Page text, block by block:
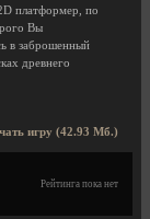
платформер, по
Вы
в заброшенный
древнего
игру (42.93 Мб.)
Рейтинга пока нет